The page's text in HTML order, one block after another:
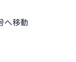
へ移動